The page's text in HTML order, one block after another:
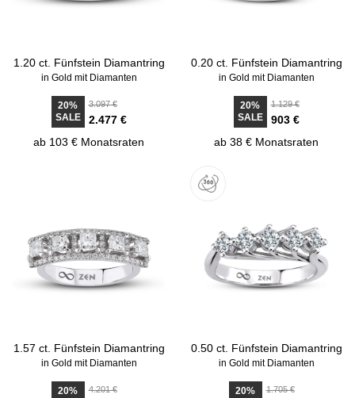
1.20 ct. Fünfstein Diamantring
in Gold mit Diamanten
20%
SALE
3.097 €
2.477 €
ab 103 € Monatsraten
0.20 ct. Fünfstein Diamantring
in Gold mit Diamanten
20%
SALE
1.129 €
903 €
ab 38 € Monatsraten
1.57 ct. Fünfstein Diamantring
in Gold mit Diamanten
20%
4.201 €
0.50 ct. Fünfstein Diamantring
in Gold mit Diamanten
20%
1.705 €